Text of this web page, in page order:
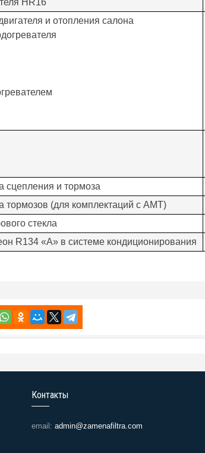
HR16
и отопления салона
сцепления и тормоза
тормозов (для комплектаций с АМТ)
стекла
R134 «А» в системе кондиционирования
Контакты
email: admin@zamenafiltra.com